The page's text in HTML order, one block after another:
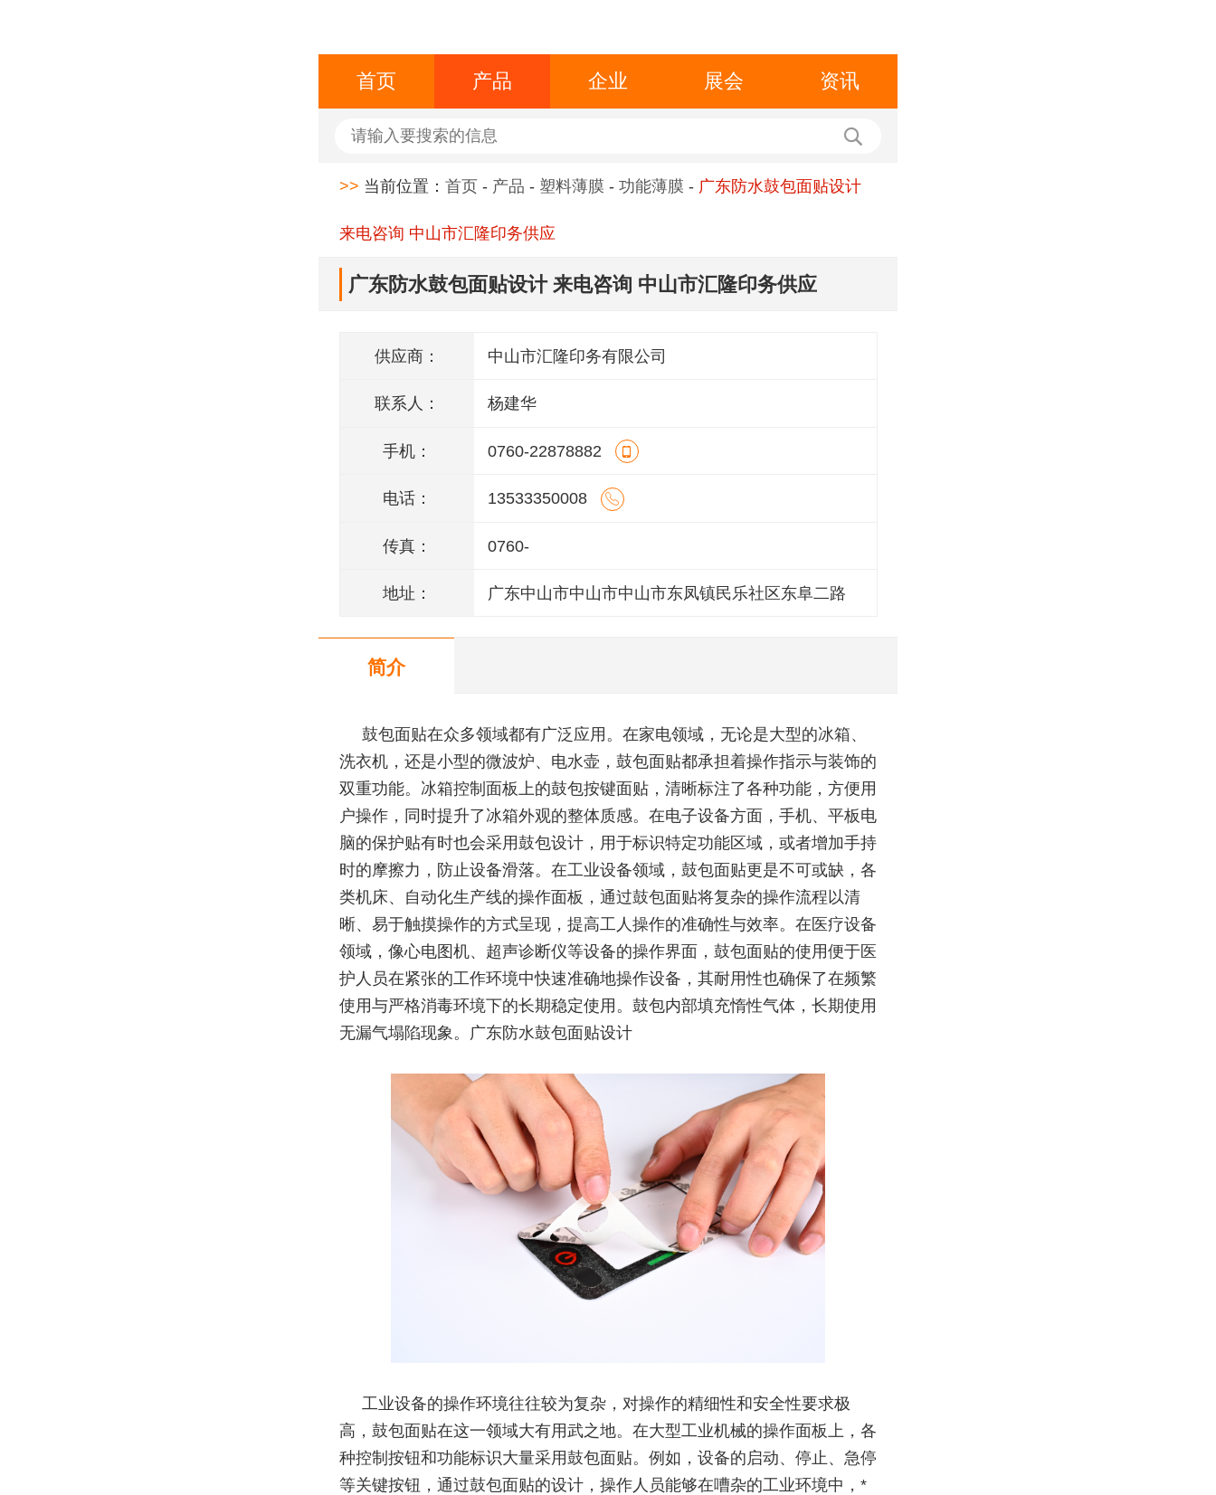
首页 产品 企业 展会 资讯
>> 当前位置： 首页 - 产品 - 塑料薄膜 - 功能薄膜 - 广东防水鼓包面贴设计
来电咨询 中山市汇隆印务供应
广东防水鼓包面贴设计 来电咨询 中山市汇隆印务供应
供应商： 中山市汇隆印务有限公司
联系人： 杨建华
手机： 0760-22878882
电话： 13533350008
传真： 0760-
地址： 广东中山市中山市中山市东凤镇民乐社区东阜二路
简介
鼓包面贴在众多领域都有广泛应用。在家电领域，无论是大型的冰箱、
洗衣机，还是小型的微波炉、电水壶，鼓包面贴都承担着操作指示与装饰的
双重功能。冰箱控制面板上的鼓包按键面贴，清晰标注了各种功能，方便用
户操作，同时提升了冰箱外观的整体质感。在电子设备方面，手机、平板电
脑的保护贴有时也会采用鼓包设计，用于标识特定功能区域，或者增加手持
时的摩擦力，防止设备滑落。在工业设备领域，鼓包面贴更是不可或缺，各
类机床、自动化生产线的操作面板，通过鼓包面贴将复杂的操作流程以清
晰、易于触摸操作的方式呈现，提高工人操作的准确性与效率。在医疗设备
领域，像心电图机、超声诊断仪等设备的操作界面，鼓包面贴的使用便于医
护人员在紧张的工作环境中快速准确地操作设备，其耐用性也确保了在频繁
使用与严格消毒环境下的长期稳定使用。鼓包内部填充惰性气体，长期使用
无漏气塌陷现象。广东防水鼓包面贴设计
工业设备的操作环境往往较为复杂，对操作的精细性和安全性要求极
高，鼓包面贴在这一领域大有用武之地。在大型工业机械的操作面板上，各
种控制按钮和功能标识大量采用鼓包面贴。例如，设备的启动、停止、急停
等关键按钮，通过鼓包面贴的设计，操作人员能够在嘈杂的工业环境中，*